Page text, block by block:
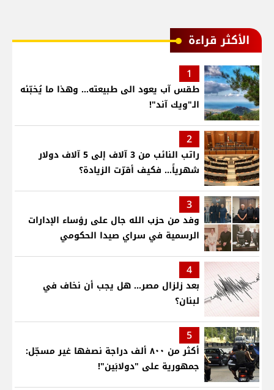
الأكثر قراءة
1
طقس آب يعود الى طبيعته... وهذا ما يُخبّئه
الـ"ويك آند"!
2
راتب النائب من 3 آلاف إلى 5 آلاف دولار
شهرياً... فكيف أقرّت الزيادة؟
3
وفد من حزب الله جال على رؤساء الإدارات
الرسمية في سراي صيدا الحكومي
4
بعد زلزال مصر... هل يجب أن نخاف في
لبنان؟
5
أكثر من ٨٠٠ ألف دراجة نصفها غير مسجّل:
جمهورية على "دولابَين"!